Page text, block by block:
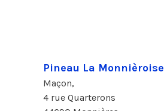
Pineau La Monnièroise
Maçon,
4 rue Quarterons